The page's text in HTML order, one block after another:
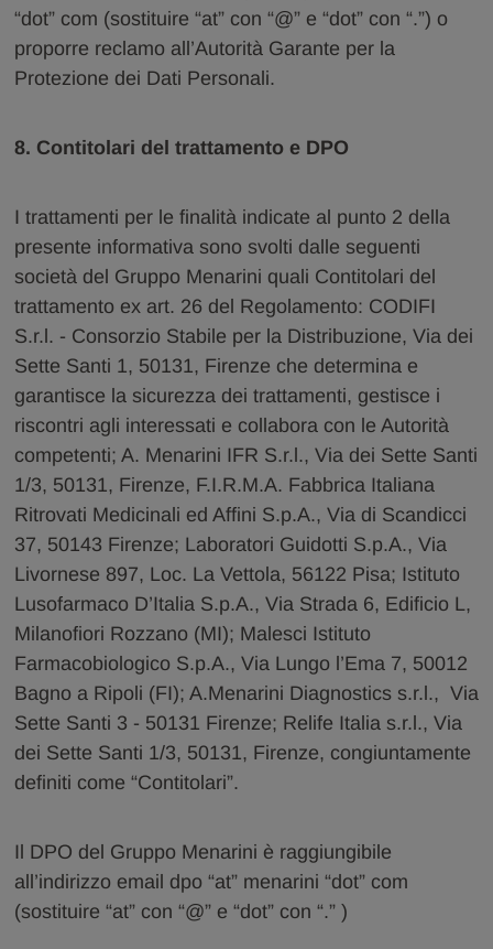
“dot” com (sostituire “at” con “@” e “dot” con “.”) o
proporre reclamo all’Autorità Garante per la
Protezione dei Dati Personali.
8. Contitolari del trattamento e DPO
I trattamenti per le finalità indicate al punto 2 della
presente informativa sono svolti dalle seguenti
società del Gruppo Menarini quali Contitolari del
trattamento ex art. 26 del Regolamento: CODIFI
S.r.l. - Consorzio Stabile per la Distribuzione, Via dei
Sette Santi 1, 50131, Firenze che determina e
garantisce la sicurezza dei trattamenti, gestisce i
riscontri agli interessati e collabora con le Autorità
competenti; A. Menarini IFR S.r.l., Via dei Sette Santi
1/3, 50131, Firenze, F.I.R.M.A. Fabbrica Italiana
Ritrovati Medicinali ed Affini S.p.A., Via di Scandicci
37, 50143 Firenze; Laboratori Guidotti S.p.A., Via
Livornese 897, Loc. La Vettola, 56122 Pisa; Istituto
Lusofarmaco D’Italia S.p.A., Via Strada 6, Edificio L,
Milanofiori Rozzano (MI); Malesci Istituto
Farmacobiologico S.p.A., Via Lungo l’Ema 7, 50012
Bagno a Ripoli (FI); A.Menarini Diagnostics s.r.l., Via
Sette Santi 3 - 50131 Firenze; Relife Italia s.r.l., Via
dei Sette Santi 1/3, 50131, Firenze, congiuntamente
definiti come “Contitolari”.
Il DPO del Gruppo Menarini è raggiungibile
all’indirizzo email dpo “at” menarini “dot” com
(sostituire “at” con “@” e “dot” con “.” )